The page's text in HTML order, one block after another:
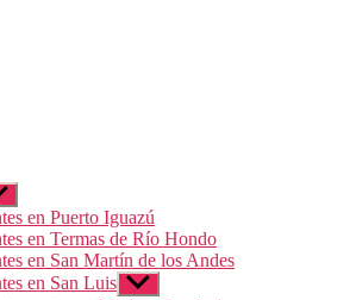
en Puerto Iguazú
en Termas de Río Hondo
en San Martín de los Andes
en San Luis Mostrar